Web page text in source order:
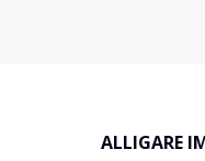
ALLIGARE